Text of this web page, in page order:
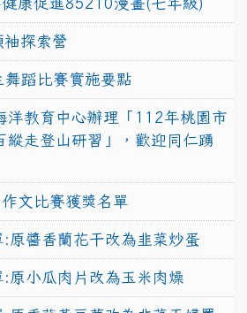
探索營
蹈比賽實施要點
洋教育中心辦理「112年桃園市
縱走登山研習」，歡迎同仁踴
文比賽獲獎名單
原醬香蘭花干改為韭菜炒蛋
原小瓜肉片改為玉米肉燥